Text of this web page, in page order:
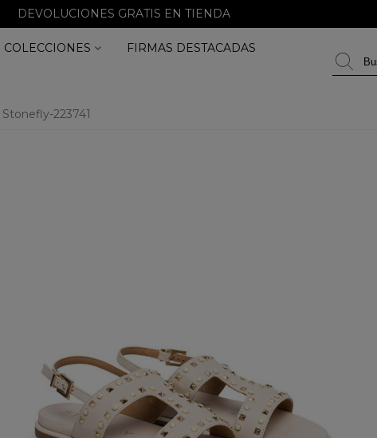
DEVOLUCIONES GRATIS EN TIENDA
COLECCIONES
FIRMAS DESTACADAS
Stonefly-223741